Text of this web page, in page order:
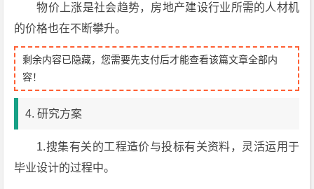
物价上涨是社会趋势，房地产建设行业所需的人材机
的价格也在不断攀升。
剩余内容已隐藏，您需要先支付后才能查看该篇文章全部内
容！
4. 研究方案
1.搜集有关的工程造价与投标有关资料，灵活运用于
毕业设计的过程中。